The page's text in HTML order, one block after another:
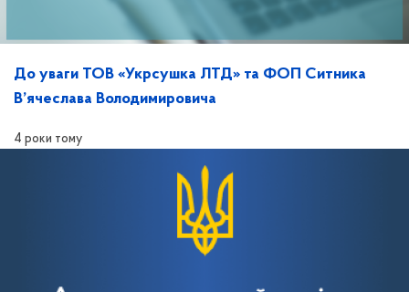
До уваги ТОВ «Укрсушка ЛТД» та ФОП Ситника
В’ячеслава Володимировича
4 роки тому